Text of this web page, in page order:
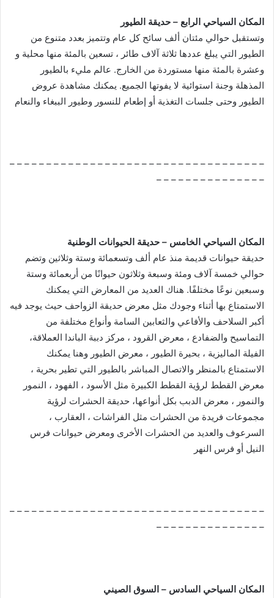
المكان السياحي الرابع – حديقة الطيور
وتستقبل حوالي مئتان ألف سائح كل عام وتتميز بعدد متنوع من
الطيور التي يبلغ عددها ثلاثة آلاف طائر ، تسعين بالمئة منها محلية و
وعشرة بالمئة منها مستوردة من الخارج. عالم مليء بالطيور
المذهلة وجنة استوائية لا يفوتها الجميع. يمكنك مشاهدة عروض
الطيور وحتى جلسات التغذية أو إطعام للنسور وطيور الببغاء والنعام
– – – – – – – – – – – – – – – – – – – – – – – – – – – – – – – – – – –
– – – – – – – – – – – – – – –
المكان السياحي الخامس – حديقة الحيوانات الوطنية
حديقة حيوانات قديمة منذ عام ألف وتسعمائة وستة وثلاثين وتضم
حوالي خمسة آلاف ومئة وسبعة وثلاثون حيوانًا من أربعمائة وستة
وسبعين نوعًا مختلفًا. هناك العديد من المعارض التي يمكنك
الاستمتاع بها أثناء وجودك مثل معرض حديقة الزواحف حيث يوجد فيه
أكبر السلاحف والأفاعي والثعابين السامة وأنواع مختلفة من
التماسيح والضفادع ، معرض القرود ، مركز دببة الباندا العملاقة،
الفيلة الماليزية ، بحيرة الطيور ، معرض الطيور وهنا يمكنك
الاستمتاع بالمنظر والاتصال المباشر بالطيور التي تطير بحرية ،
معرض القطط لرؤية القطط الكبيرة مثل الأسود ، الفهود ، النمور
والنمور ، معرض الدبب بكل أنواعها، حديقة الحشرات لرؤية
مجموعات فريدة من الحشرات مثل الفراشات ، العقارب ،
السرعوف والعديد من الحشرات الأخرى ومعرض حيوانات فرس
النيل أو فرس النهر
– – – – – – – – – – – – – – – – – – – – – – – – – – – – – – – – – – –
– – – – – – – – – – – – – – –
المكان السياحي السادس – السوق الصيني